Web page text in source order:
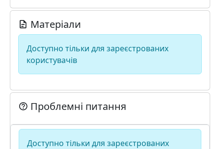
Матеріали
Доступно тільки для зареєстрованих
користувачів
Проблемні питання
Доступно тільки для зареєстрованих